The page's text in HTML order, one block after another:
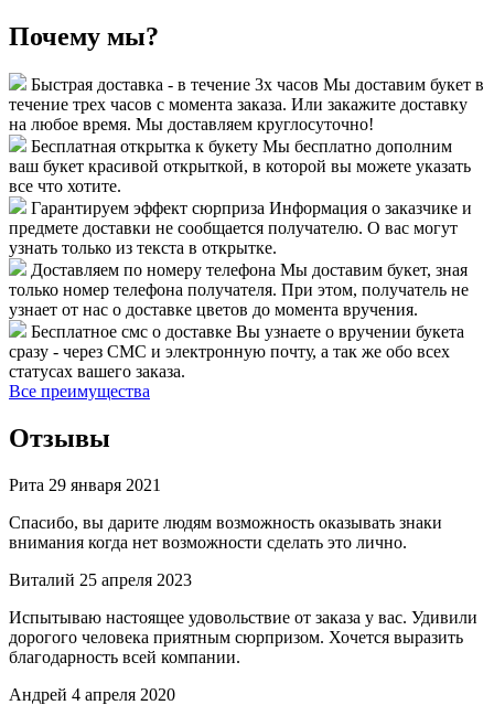
Почему мы?
Быстрая доставка - в течение 3х часов Мы доставим букет в
течение трех часов с момента заказа. Или закажите доставку
на любое время. Мы доставляем круглосуточно!
Бесплатная открытка к букету Мы бесплатно дополним
ваш букет красивой открыткой, в которой вы можете указать
все что хотите.
Гарантируем эффект сюрприза Информация о заказчике и
предмете доставки не сообщается получателю. О вас могут
узнать только из текста в открытке.
Доставляем по номеру телефона Мы доставим букет, зная
только номер телефона получателя. При этом, получатель не
узнает от нас о доставке цветов до момента вручения.
Бесплатное смс о доставке Вы узнаете о вручении букета
сразу - через СМС и электронную почту, а так же обо всех
статусах вашего заказа.
Все преимущества
Отзывы
Рита 29 января 2021
Спасибо, вы дарите людям возможность оказывать знаки
внимания когда нет возможности сделать это лично.
Виталий 25 апреля 2023
Испытываю настоящее удовольствие от заказа у вас. Удивили
дорогого человека приятным сюрпризом. Хочется выразить
благодарность всей компании.
Андрей 4 апреля 2020